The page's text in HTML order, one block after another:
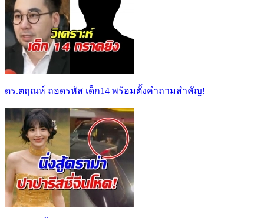
ดร.ตฤณห์ ถอดรหัส เด็ก14 พร้อมตั้งคำถามสำคัญ!